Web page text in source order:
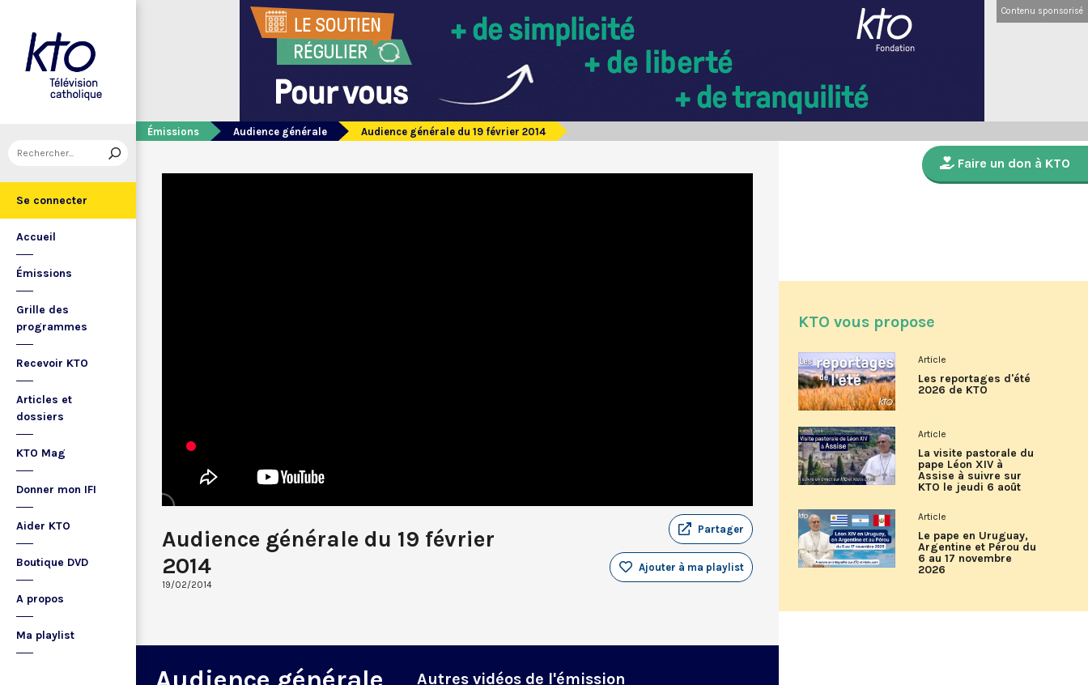
Se connecter
Accueil
Émissions
Grille des
programmes
Recevoir KTO
Articles et
dossiers
KTO Mag
Donner mon IFI
Aider KTO
Boutique DVD
A propos
Ma playlist
Contenu sponsorisé
Émissions Audience générale Audience générale du 19 février 2014
Audience générale du 19 février
2014
19/02/2014
Partager
Ajouter à ma playlist
Autres vidéos de l'émission
Faire un don à KTO
KTO vous propose
Article
Les reportages d'été
2026 de KTO
Article
La visite pastorale du
pape Léon XIV à
Assise à suivre sur
KTO le jeudi 6 août
Article
Le pape en Uruguay,
Argentine et Pérou du
6 au 17 novembre
2026